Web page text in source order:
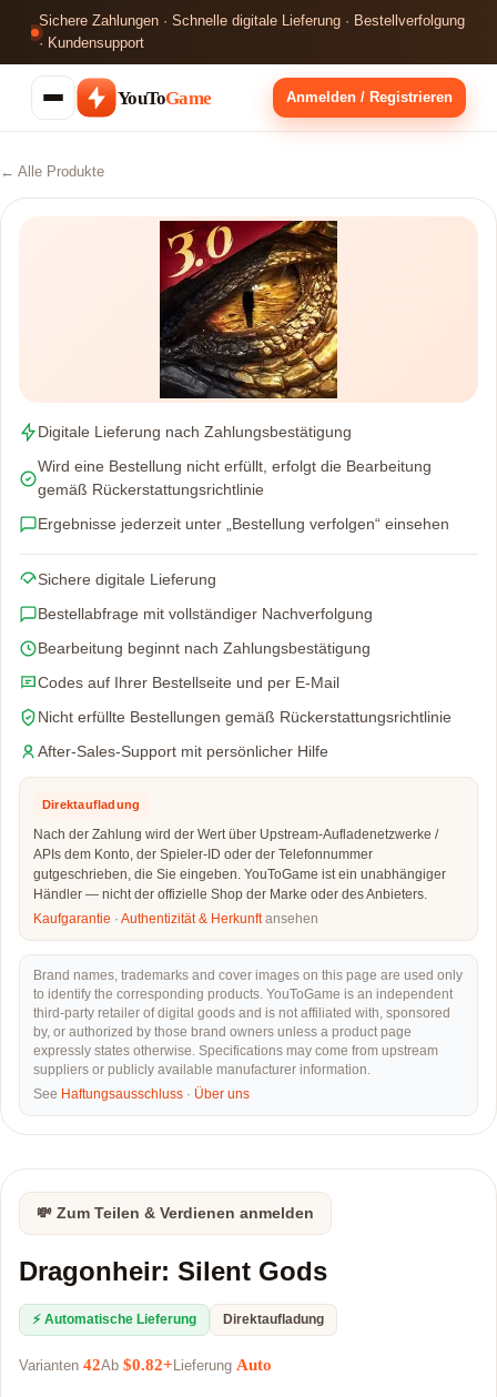
Sichere Zahlungen · Schnelle digitale Lieferung · Bestellverfolgung
· Kundensupport
YouToGame Anmelden / Registrieren
← Alle Produkte
Digitale Lieferung nach Zahlungsbestätigung
Wird eine Bestellung nicht erfüllt, erfolgt die Bearbeitung
gemäß Rückerstattungsrichtlinie
Ergebnisse jederzeit unter „Bestellung verfolgen“ einsehen
Sichere digitale Lieferung
Bestellabfrage mit vollständiger Nachverfolgung
Bearbeitung beginnt nach Zahlungsbestätigung
Codes auf Ihrer Bestellseite und per E-Mail
Nicht erfüllte Bestellungen gemäß Rückerstattungsrichtlinie
After-Sales-Support mit persönlicher Hilfe
Direktaufladung
Nach der Zahlung wird der Wert über Upstream-Aufladenetzwerke /
APIs dem Konto, der Spieler-ID oder der Telefonnummer
gutgeschrieben, die Sie eingeben. YouToGame ist ein unabhängiger
Händler — nicht der offizielle Shop der Marke oder des Anbieters.
Kaufgarantie · Authentizität & Herkunftansehen
Brand names, trademarks and cover images on this page are used only
to identify the corresponding products. YouToGame is an independent
third-party retailer of digital goods and is not affiliated with, sponsored
by, or authorized by those brand owners unless a product page
expressly states otherwise. Specifications may come from upstream
suppliers or publicly available manufacturer information.
See Haftungsausschluss · Über uns
💸 Zum Teilen & Verdienen anmelden
Dragonheir: Silent Gods
⚡ Automatische Lieferung Direktaufladung
Varianten 42Ab $0.82+ Lieferung Auto